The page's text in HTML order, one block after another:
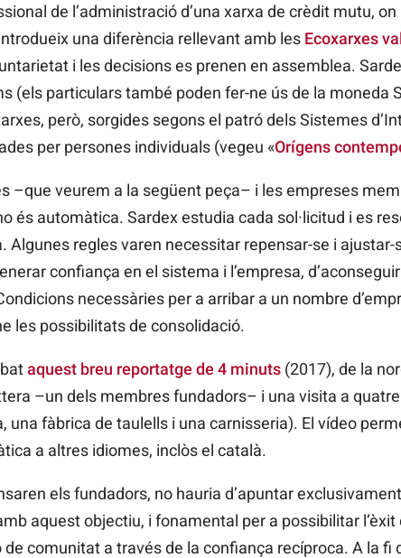
de l’administració d’una xarxa de crèdit mutu,
una diferència rellevant amb les Ecoxarxes
i les decisions es prenen en assemblea.
(els particulars també poden fer-ne ús de la moneda
però, sorgides segons el patró dels Sistemes
per persones individuals (vegeu «Orígens
–que veurem a la següent peça– i les empreses
és automàtica. Sardex estudia cada sol·licitud i es
Algunes regles varen necessitar repensar-se i
confiança en el sistema i l’empresa,
necessàries per a arribar a un nombre
les possibilitats de consolidació.
aquest breu reportatge de 4 minuts(2017), de la
–un dels membres fundadors– i una visita a
una fàbrica de taulells i una carnisseria). El vídeo
a altres idiomes, inclòs el català.
els fundadors, no hauria d’apuntar
aquest objectiu, i fonamental per a possibilitar
comunitat a través de la confiança recíproca. A la fi